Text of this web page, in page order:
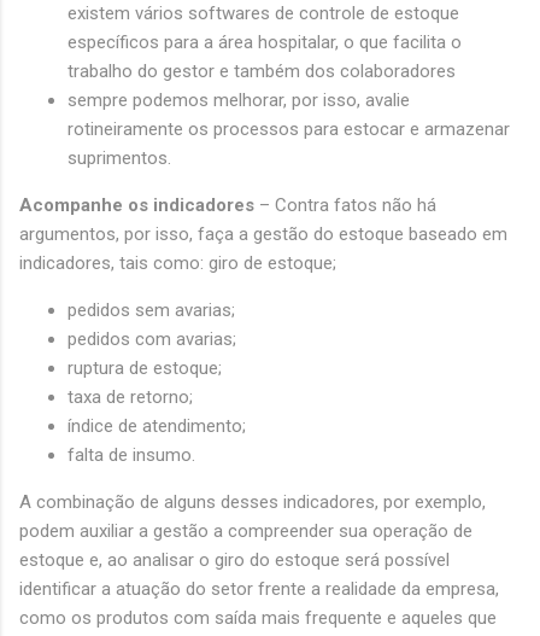
existem vários softwares de controle de estoque
específicos para a área hospitalar, o que facilita o
trabalho do gestor e também dos colaboradores
sempre podemos melhorar, por isso, avalie
rotineiramente os processos para estocar e armazenar
suprimentos.
Acompanhe os indicadores – Contra fatos não há
argumentos, por isso, faça a gestão do estoque baseado em
indicadores, tais como: giro de estoque;
pedidos sem avarias;
pedidos com avarias;
ruptura de estoque;
taxa de retorno;
índice de atendimento;
falta de insumo.
A combinação de alguns desses indicadores, por exemplo,
podem auxiliar a gestão a compreender sua operação de
estoque e, ao analisar o giro do estoque será possível
identificar a atuação do setor frente a realidade da empresa,
como os produtos com saída mais frequente e aqueles que